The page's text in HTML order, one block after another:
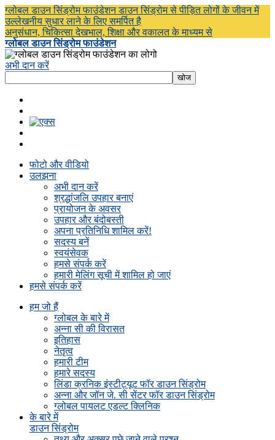
ग्लोबल डाउन सिंड्रोम फाउंडेशन डाउन सिंड्रोम से पीड़ित लोगों के जीवन में
उल्लेखनीय सुधार लाने के लिए समर्पित है
अनुसंधान, चिकित्सा देखभाल, शिक्षा और वकालत के माध्यम से
ग्लोबल डाउन सिंड्रोम फाउंडेशन
अभी दान करें
फोटो और वीडियो
उलझना
अभी दान करें
श्रद्धांजलि उपहार बनाएं
प्रायोजन के अवसर
उपहार और बंदोबस्ती
अपना प्रतिनिधि शामिल करें!
सदस्य बनें
स्वयंसेवक
हमसे संपर्क करें
हमारी मेलिंग सूची में शामिल हो जाएं
हमसे संपर्क करें
हम जो हैं
ग्लोबल के बारे में
अन्ना सी की विरासत
इतिहास
नेतृत्व
हमारी टीम
हमारे सदस्य
लिंडा क्रनिक इंस्टीट्यूट फॉर डाउन सिंड्रोम
अन्ना और जॉन जे. सी सेंटर फॉर डाउन सिंड्रोम
ग्लोबल पायलट एडल्ट क्लिनिक
के बारे में
डाउन सिंड्रोम